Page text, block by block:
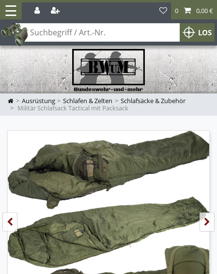
☰
LOS
0 0,00 €
Ausrüstung Schlafen & Zelten
Schlafsäcke & Zubehör
Militär Schlafsack Tactical mit Packsack